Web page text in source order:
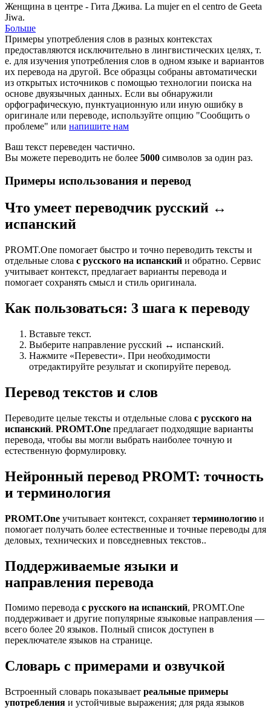
Женщина в центре - Гита Джива. La mujer en el centro de Geeta
Jiwa.
Больше
Примеры употребления слов в разных контекстах
предоставляются исключительно в лингвистических целях, т.
е. для изучения употребления слов в одном языке и вариантов
их перевода на другой. Все образцы собраны автоматически
из открытых источников с помощью технологии поиска на
основе двуязычных данных. Если вы обнаружили
орфографическую, пунктуационную или иную ошибку в
оригинале или переводе, используйте опцию "Сообщить о
проблеме" или напишите нам
Ваш текст переведен частично.
Вы можете переводить не более 5000 символов за один раз.
Примеры использования и перевод
Что умеет переводчик русский ↔
испанский
PROMT.One помогает быстро и точно переводить тексты и
отдельные слова с русского на испанский и обратно. Сервис
учитывает контекст, предлагает варианты перевода и
помогает сохранять смысл и стиль оригинала.
Как пользоваться: 3 шага к переводу
Вставьте текст.
Выберите направление русский ↔ испанский.
Нажмите «Перевести». При необходимости
отредактируйте результат и скопируйте перевод.
Перевод текстов и слов
Переводите целые тексты и отдельные слова с русского на
испанский. PROMT.One предлагает подходящие варианты
перевода, чтобы вы могли выбрать наиболее точную и
естественную формулировку.
Нейронный перевод PROMT: точность
и терминология
PROMT.One учитывает контекст, сохраняет терминологию и
помогает получать более естественные и точные переводы для
деловых, технических и повседневных текстов..
Поддерживаемые языки и
направления перевода
Помимо перевода с русского на испанский, PROMT.One
поддерживает и другие популярные языковые направления —
всего более 20 языков. Полный список доступен в
переключателе языков на странице.
Словарь с примерами и озвучкой
Встроенный словарь показывает реальные примеры
употребления и устойчивые выражения; для ряда языков